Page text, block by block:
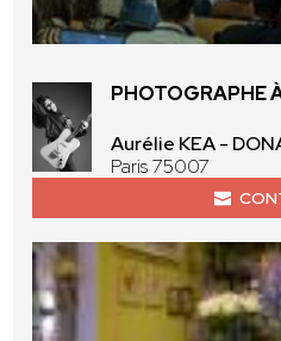
PHOTOGRAPHE
Aurélie KEA -
Paris 75007